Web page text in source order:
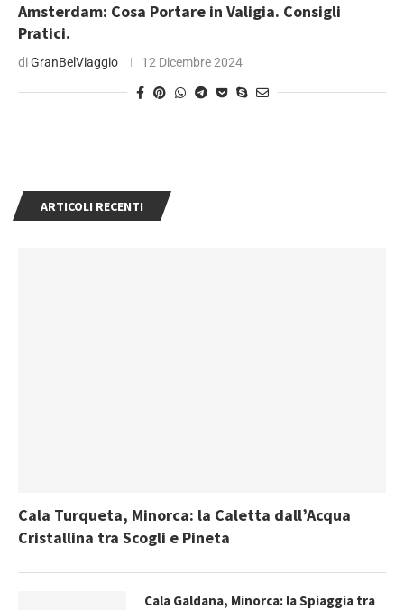
Amsterdam: Cosa Portare in Valigia. Consigli
Pratici.
diGranBelViaggio 12 Dicembre 2024
ARTICOLI RECENTI
Cala Turqueta, Minorca: la Caletta dall’Acqua
Cristallina tra Scogli e Pineta
Cala Galdana, Minorca: la Spiaggia tra